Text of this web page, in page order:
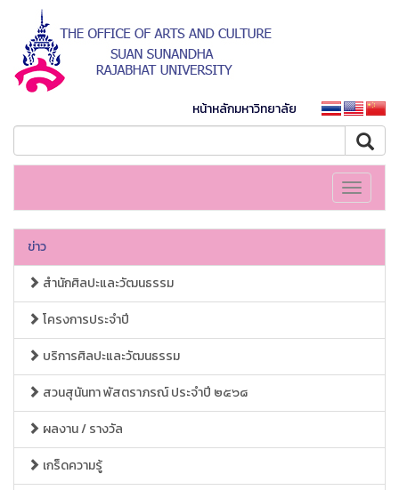
หน้าหลักมหาวิทยาลัย
Toggle
ข่าว
สำนักศิลปะและวัฒนธรรม
โครงการประจำปี
บริการศิลปะและวัฒนธรรม
สวนสุนันทา พัสตราภรณ์ ประจำปี ๒๕๖๘
ผลงาน / รางวัล
เกร็ดความรู้